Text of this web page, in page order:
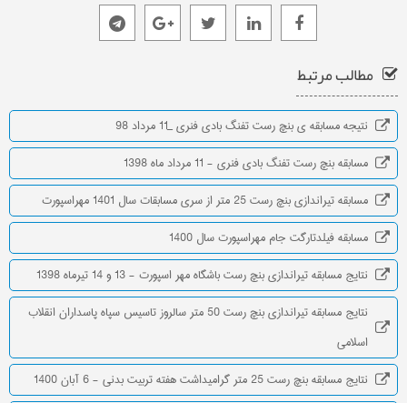
مطالب مرتبط
نتیجه مسابقه ی بنچ رست تفنگ بادی فنری _11 مرداد 98
مسابقه بنچ رست تفنگ بادی فنری - 11 مرداد ماه 1398
مسابقه تیراندازی بنچ رست 25 متر از سری مسابقات سال 1401 مهراسپورت
مسابقه فیلدتارگت جام مهراسپورت سال 1400
نتایج مسابقه تیراندازی بنچ رست باشگاه مهر اسپورت - 13 و 14 تیرماه 1398
نتایج مسابقه تیراندازی بنچ رست 50 متر سالروز تاسیس سپاه پاسداران انقلاب
اسلامی
نتایج مسابقه بنچ رست 25 متر گرامیداشت هفته تربیت بدنی - 6 آبان 1400